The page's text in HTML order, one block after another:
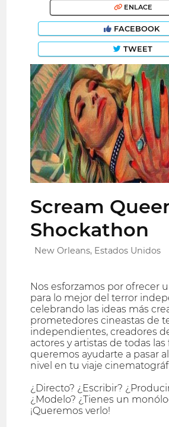
ENLACE
FACEBOOK
TWEET
Scream
Shockathon
New Orleans, Estados Unidos
Nos esforzamos por ofrecer
para lo mejor del terror
celebrando las ideas más
prometedores cineastas de
independientes, creadores
actores y artistas de todas las
queremos ayudarte a pasar
nivel en tu viaje
¿Directo? ¿Escribir?
¿Modelo? ¿Tienes un
¡Queremos verlo!